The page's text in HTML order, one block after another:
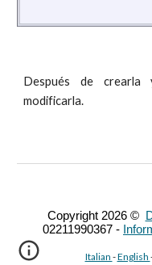
Después de
modificarla.
Copyright 2026 ©
02211990367 -
Italian -English